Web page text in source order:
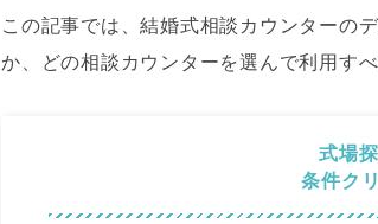
この記事では、結婚式相談カウンターの
か、どの相談カウンターを選んで利用す
式場
条件ク